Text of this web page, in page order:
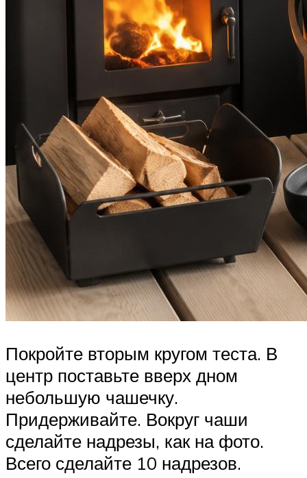
Покройте вторым кругом теста. В
центр поставьте вверх дном
небольшую чашечку.
Придерживайте. Вокруг чаши
сделайте надрезы, как на фото.
Всего сделайте 10 надрезов.